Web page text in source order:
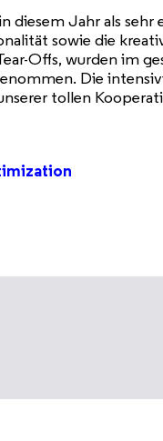
und euch mit uns
Mit euch konnten
in diesem Jahr einige
merkt, dass ihr
Art rüber. Es